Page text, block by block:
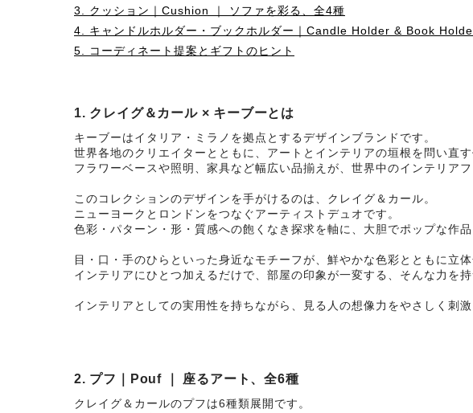
3. クッション｜Cushion ｜ ソファを彩る、全4種
4. キャンドルホルダー・ブックホルダー｜Candle Holder & Book
5. コーディネート提案とギフトのヒント
1. クレイグ＆カール × キーブーとは
キーブーはイタリア・ミラノを拠点とするデザインブランドです。
世界各地のクリエイターとともに、アートとインテリアの垣根を問い直
フラワーベースや照明、家具など幅広い品揃えが、世界中のインテリア
このコレクションのデザインを手がけるのは、クレイグ＆カール。
ニューヨークとロンドンをつなぐアーティストデュオです。
色彩・パターン・形・質感への飽くなき探求を軸に、大胆でポップな作品
目・口・手のひらといった身近なモチーフが、鮮やかな色彩とともに立体
インテリアにひとつ加えるだけで、部屋の印象が一変する、そんな力を
インテリアとしての実用性を持ちながら、見る人の想像力をやさしく刺激
2. プフ｜Pouf ｜ 座るアート、全6種
クレイグ＆カールのプフは6種類展開です。